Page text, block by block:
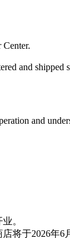
and
and
。
将于2026年